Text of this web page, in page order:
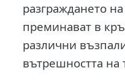
разграждането
преминават в
различни
вътрешността на